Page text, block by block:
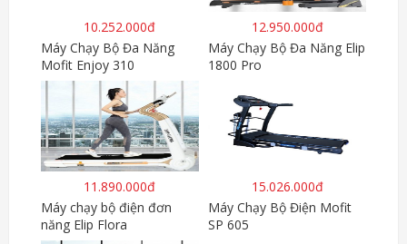
10.252.000đ
Máy Chạy Bộ Đa Năng
Mofit Enjoy 310
12.950.000đ
Máy Chạy Bộ Đa Năng Elip
1800 Pro
11.890.000đ
Máy chạy bộ điện đơn
năng Elip Flora
15.026.000đ
Máy Chạy Bộ Điện Mofit
SP 605